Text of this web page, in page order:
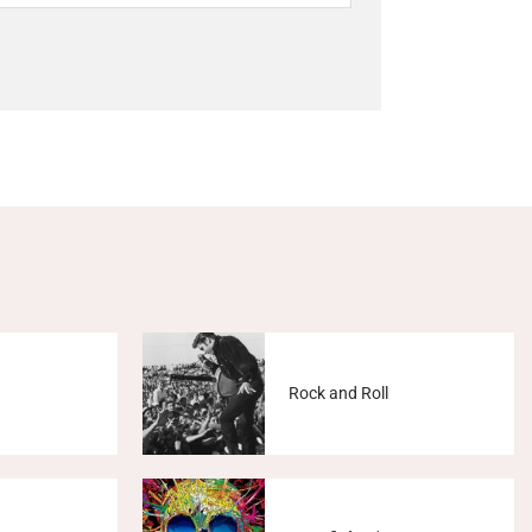
Rock and Roll